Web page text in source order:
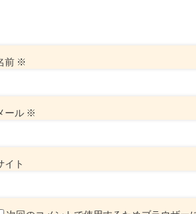
前 ※
ール ※
イト